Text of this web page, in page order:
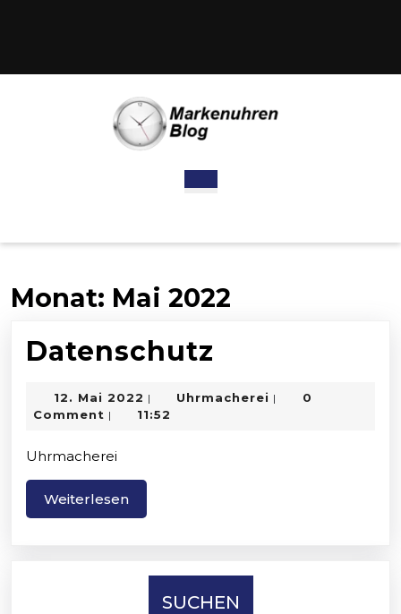
Monat: Mai 2022
Datenschutz
12. Mai 2022 12.
Mai
| Uhrmacherei Uhrmacherei
|
0
Comment | 11:52
Uhrmacherei
WeiterlesenWeiterlesen
SUCHEN